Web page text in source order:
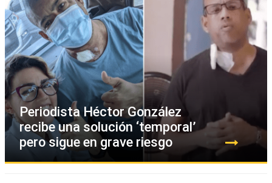
Periodista Héctor González
recibe una solución ‘temporal’
pero sigue en grave riesgo